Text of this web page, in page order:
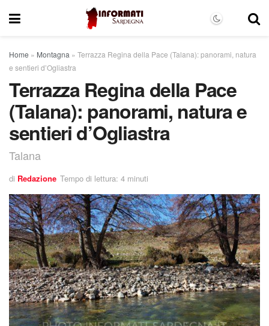
Home » Montagna » Terrazza Regina della Pace (Talana): panorami, natura
e sentieri d’Ogliastra
Terrazza Regina della Pace
(Talana): panorami, natura e
sentieri d’Ogliastra
Talana
di Redazione Tempo di lettura: 4 minuti